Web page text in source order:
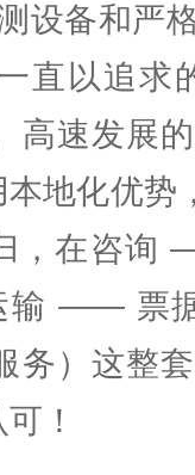
设备和严
直以追求
高速发展
地化优势
，在咨
输 —— 票
务）这整
！